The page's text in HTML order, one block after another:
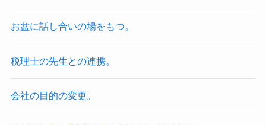
お盆に話し合いの場をもつ。
税理士の先生との連携。
会社の目的の変更。